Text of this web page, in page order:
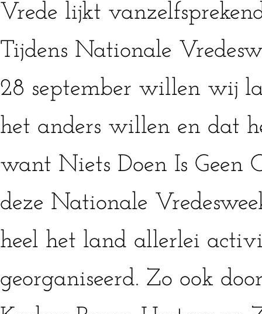
Vrede lijkt
Tijdens Nationale
28 september willen wij
het anders willen en dat
want Niets Doen Is Geen
deze Nationale
heel het land allerlei
georganiseerd. Zo ook